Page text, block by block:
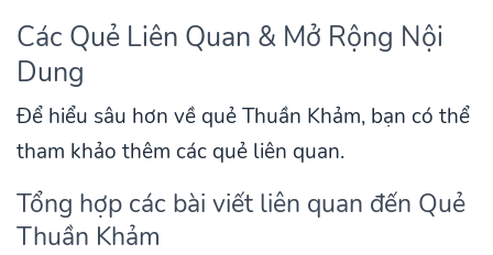
Các Quẻ Liên Quan & Mở Rộng Nội
Dung
Để hiểu sâu hơn về quẻ Thuần Khảm, bạn có thể
tham khảo thêm các quẻ liên quan.
Tổng hợp các bài viết liên quan đến Quẻ
Thuần Khảm